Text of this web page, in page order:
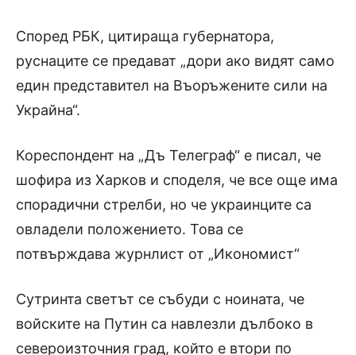
Според РБК, цитираща губернатора,
руснаците се предават „дори ако видят само
един представител на Въоръжените сили на
Украйна“.
Кореспондент на „Дъ Телеграф“ е писал, че
шофира из Харков и споделя, че все още има
спорадични стрелби, но че украинците са
овладели положението. Това се
потвърждава журнлист от „Икономист“
Сутринта светът се събуди с ноината, че
войските на Путин са навлезли дълбоко в
североизточния град, който е втори по